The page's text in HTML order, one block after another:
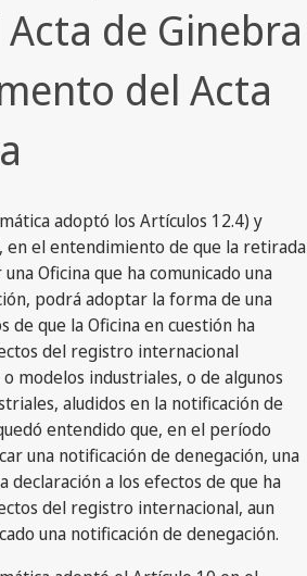
de Ginebra
del Acta
adoptó los Artículos 12.4) y
en el entendimiento de que la retirada
Oficina que ha comunicado una
podrá adoptar la forma de una
de que la Oficina en cuestión ha
del registro internacional
modelos industriales, o de algunos
aludidos en la notificación de
entendido que, en el período
una notificación de denegación, una
declaración a los efectos de que ha
del registro internacional, aun
una notificación de denegación.